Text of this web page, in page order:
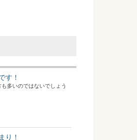
す！
多いのではないでしょう
り！